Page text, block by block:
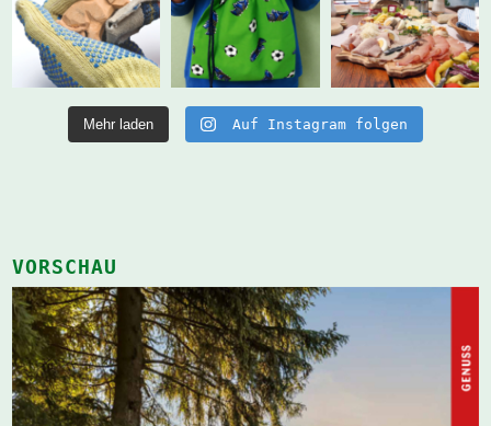
Mehr laden Auf Instagram folgen
VORSCHAU